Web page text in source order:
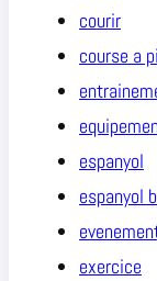
courir
course a
espanyol
espanyol
exercice